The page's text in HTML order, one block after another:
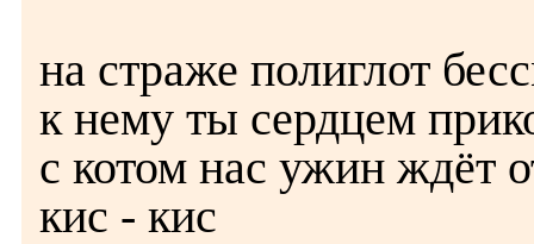
на страже полиглот
к нему ты сердцем
с котом нас ужин ждёт
кис - кис